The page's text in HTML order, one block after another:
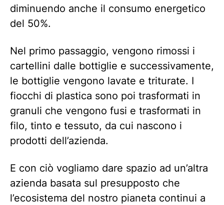
diminuendo anche il consumo energetico
del 50%.
Nel primo passaggio, vengono rimossi i
cartellini dalle bottiglie e successivamente,
le bottiglie vengono lavate e triturate. I
fiocchi di plastica sono poi trasformati in
granuli che vengono fusi e trasformati in
filo, tinto e tessuto, da cui nascono i
prodotti dell’azienda.
E con ciò vogliamo dare spazio ad un’altra
azienda basata sul presupposto che
l’ecosistema del nostro pianeta continui a